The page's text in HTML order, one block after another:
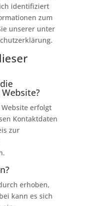
identifiziert
zum
unserer unter
erfolgt
Kontaktdaten
zur
erhoben,
kann es sich